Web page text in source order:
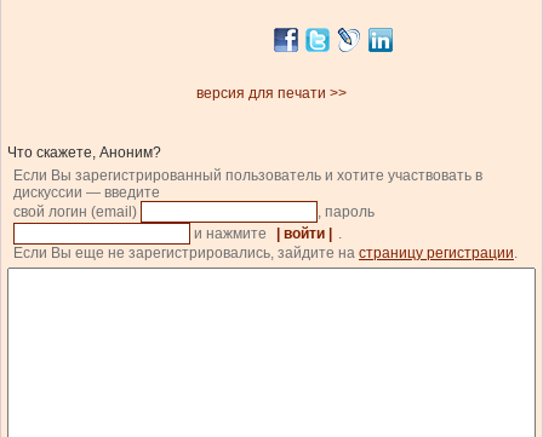
версия для печати >>
Что скажете, Аноним?
Если Вы зарегистрированный пользователь и хотите участвовать в
дискуссии — введите
свой логин (email)
, пароль
и нажмите
| войти |
.
Если Вы еще не зарегистрировались, зайдите на страницу регистрации.